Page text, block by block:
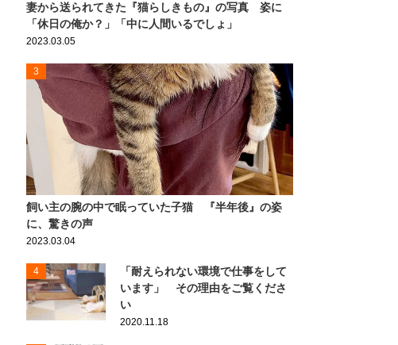
妻から送られてきた『猫らしきもの』の写真 姿に
「休日の俺か？」「中に人間いるでしょ」
2023.03.05
3
飼い主の腕の中で眠っていた子猫 『半年後』の姿
に、驚きの声
2023.03.04
4
「耐えられない環境で仕事をして
います」 その理由をご覧くださ
い
2020.11.18